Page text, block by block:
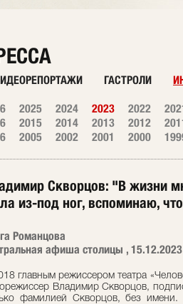
ГАСТРОЛИ
2025 2024 2023 2022
2015 2014 2013 2012
2005 2002 2001 2000
Скворцов: "В жизни
из-под ног, вспоминаю,
Романцова
афиша столицы , 15.12.2023
главным режиссером театра
Владимир Скворцов,
фамилией Скворцов, без имени.